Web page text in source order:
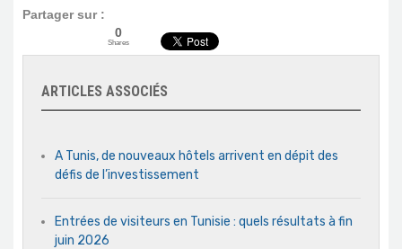
Partager sur :
0
Shares
ARTICLES ASSOCIÉS
A Tunis, de nouveaux hôtels arrivent en dépit des
défis de l’investissement
Entrées de visiteurs en Tunisie : quels résultats à fin
juin 2026